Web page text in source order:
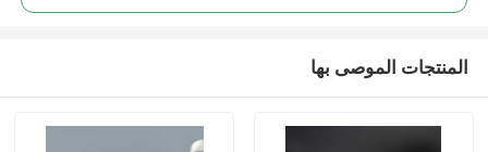
المنتجات الموصى بها